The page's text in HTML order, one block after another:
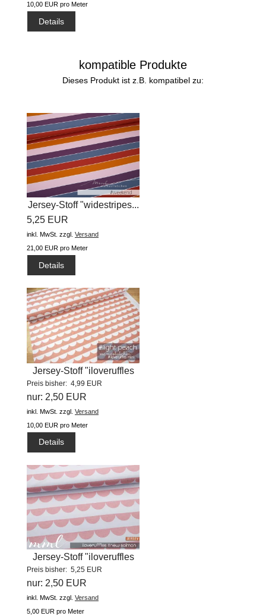
10,00 EUR pro Meter
Details
kompatible Produkte
Dieses Produkt ist z.B. kompatibel zu:
Jersey-Stoff "widestripes...
5,25 EUR
inkl. MwSt. zzgl. Versand
21,00 EUR pro Meter
Details
Jersey-Stoff "iloveruffles
mini...
Preis bisher: 4,99 EUR
nur: 2,50 EUR
inkl. MwSt. zzgl. Versand
10,00 EUR pro Meter
Details
Jersey-Stoff "iloveruffles
#new...
Preis bisher: 5,25 EUR
nur: 2,50 EUR
inkl. MwSt. zzgl. Versand
5,00 EUR pro Meter